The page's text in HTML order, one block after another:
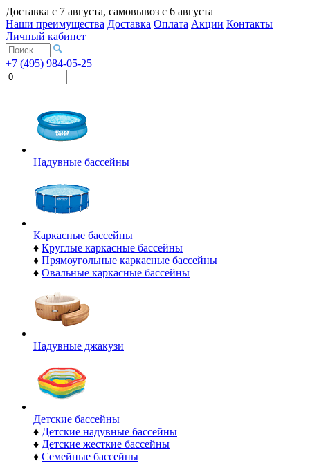
Доставка с 7 августа, самовывоз с 6 августа
Наши преимущества Доставка Оплата Акции Контакты
Личный кабинет
+7 (495) 984-05-25
Надувные бассейны
Каркасные бассейны
♦ Круглые каркасные бассейны
♦ Прямоугольные каркасные бассейны
♦ Овальные каркасные бассейны
Надувные джакузи
Детские бассейны
♦ Детские надувные бассейны
♦ Детские жесткие бассейны
♦ Семейные бассейны